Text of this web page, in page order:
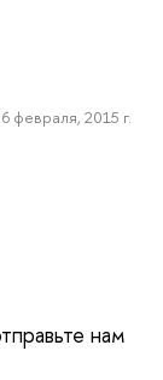
6 февраля, 2015 г.
нам